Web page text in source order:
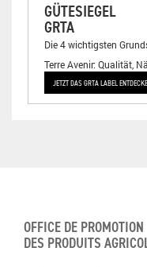
GÜTESIEGEL
GRTA
Die 4 wichtigsten
Terre Avenir: Qualität,
JETZT DAS GRTA LABEL
OFFICE DE PROMOTION
DES PRODUITS